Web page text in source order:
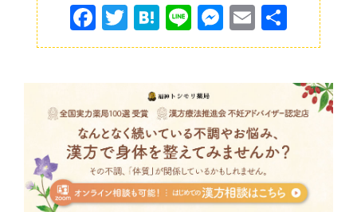
F
a
e
b
o
o
k
T
w
er
H
at
n
a
Li
n
M
e
s
e
n
g
er
E
m
l
有